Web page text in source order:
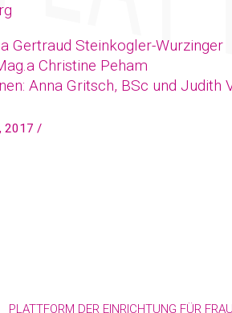
Gertraud Steinkogler-Wurzinger
Christine Peham
Anna Gritsch, BSc und Judith
2017 /
PLATTFORM DER EINRICHTUNG FÜR